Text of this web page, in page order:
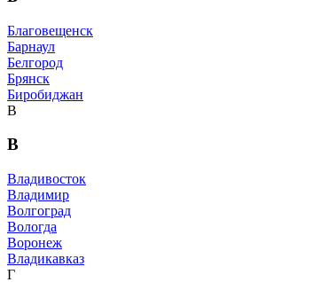
Благовещенск
Барнаул
Белгород
Брянск
Биробиджан
В
В
Владивосток
Владимир
Волгоград
Вологда
Воронеж
Владикавказ
Г